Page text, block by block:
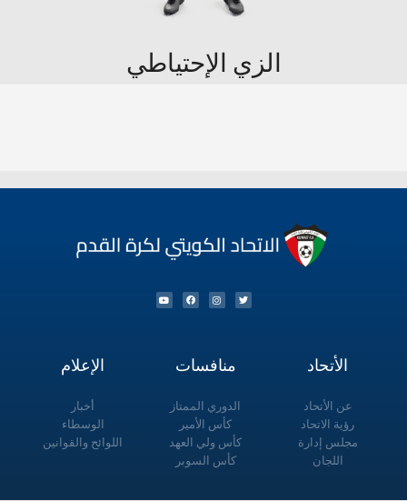
الزي الإحتياطي
الأتحاد
عن الأتحاد
رؤية الاتحاد
مجلس إدارة
اللجان
منافسات
الدوري الممتاز
كأس الأمير
كأس ولي العهد
كأس السوبر
الإعلام
أخبار
الوسطاء
اللوائح والقوانين